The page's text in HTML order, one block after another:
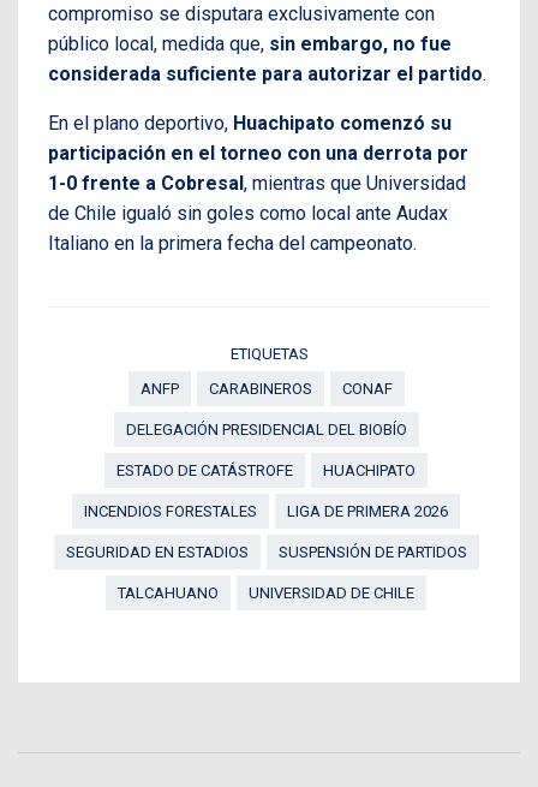
compromiso se disputara exclusivamente con
público local, medida que, sin embargo, no fue
considerada suficiente para autorizar el partido.
En el plano deportivo, Huachipato comenzó su
participación en el torneo con una derrota por
1-0 frente a Cobresal, mientras que Universidad
de Chile igualó sin goles como local ante Audax
Italiano en la primera fecha del campeonato.
ETIQUETAS
ANFP
CARABINEROS CONAF
DELEGACIÓN PRESIDENCIAL DEL BIOBÍO
ESTADO DE CATÁSTROFE HUACHIPATO
INCENDIOS FORESTALES LIGA DE PRIMERA 2026
SEGURIDAD EN ESTADIOS SUSPENSIÓN DE PARTIDOS
TALCAHUANO UNIVERSIDAD DE CHILE